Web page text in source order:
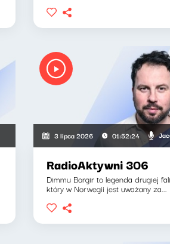
3 lipca 2026 01:52:24
RadioAktywni 306
Dimmu Borgir to legenda drugiej
który w Norwegii jest uważany za...